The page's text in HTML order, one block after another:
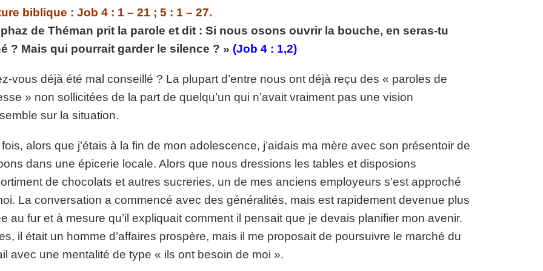
volume.
www.lafoiapostolique.org/wp-
lasse-rempli-de-tritesse.mp3
biblique : Job 4 : 1 – 21 ; 5 : 1 – 27.
de Théman prit la parole et dit : Si nous osons ouvrir la bouche, en seras-tu
? Mais qui pourrait garder le silence ? » (Job 4 : 1,2)
vous déjà été mal conseillé ? La plupart d’entre nous ont déjà reçu des « paroles de
» non sollicitées de la part de quelqu’un qui n’avait vraiment pas une vision
sur la situation.
alors que j’étais à la fin de mon adolescence, j’aidais ma mère avec son présentoir de
dans une épicerie locale. Alors que nous dressions les tables et disposions
de chocolats et autres sucreries, un de mes anciens employeurs s’est approché
La conversation a commencé avec des généralités, mais est rapidement devenue plus
au fur et à mesure qu’il expliquait comment il pensait que je devais planifier mon avenir.
il était un homme d’affaires prospère, mais il me proposait de poursuivre le marché du
avec une mentalité de type « ils ont besoin de moi ».